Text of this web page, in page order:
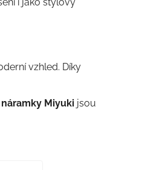
vzhled. Díky
náramky Miyuki jsou